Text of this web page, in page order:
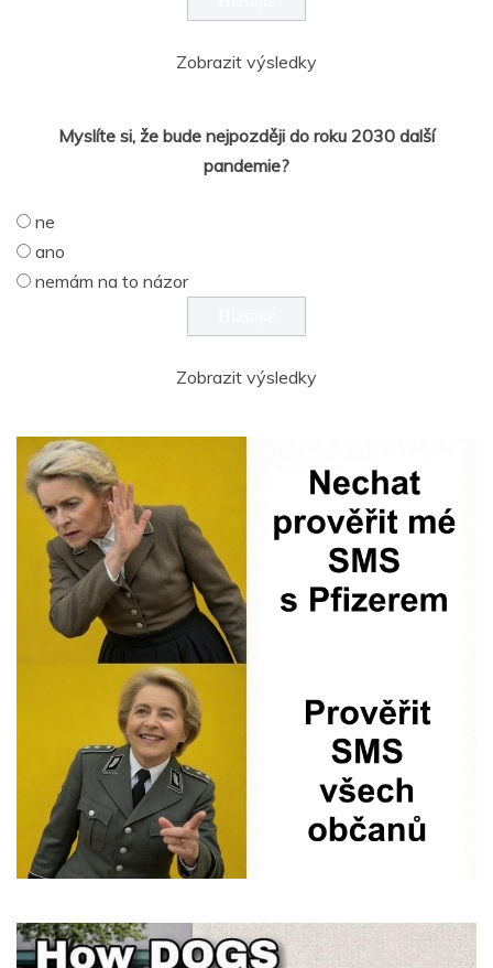
Zobrazit výsledky
Myslíte si, že bude nejpozději do roku 2030 další
pandemie?
ne
ano
nemám na to názor
Zobrazit výsledky